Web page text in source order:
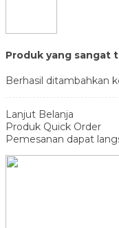
Produk yang sangat
Berhasil ditambahkan
Lanjut Belanja
Produk Quick Order
Pemesanan dapat